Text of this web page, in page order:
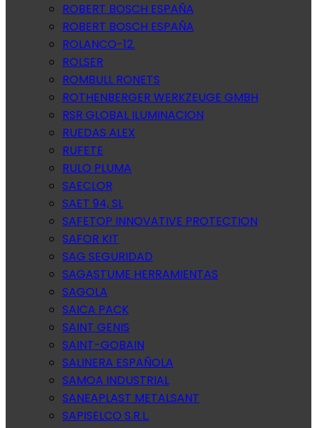
ROBERT BOSCH ESPAÑA
ROBERT BOSCH ESPAÑA
ROLANCO-12.
ROLSER
ROMBULL RONETS
ROTHENBERGER WERKZEUGE GMBH
RSR GLOBAL ILUMINACION
RUEDAS ALEX
RUFETE
RULO PLUMA
SAECLOR
SAET 94, SL
SAFETOP INNOVATIVE PROTECTION
SAFOR KIT
SAG SEGURIDAD
SAGASTUME HERRAMIENTAS
SAGOLA
SAICA PACK
SAINT GENIS
SAINT-GOBAIN
SALINERA ESPAÑOLA
SAMOA INDUSTRIAL
SANEAPLAST METALSANT
SAPISELCO S.R.L.